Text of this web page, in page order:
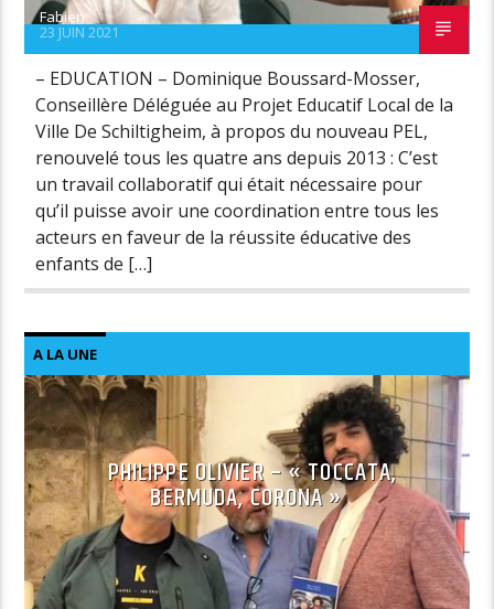
Fabien
23 JUIN 2021
– EDUCATION – Dominique Boussard-Mosser,
Conseillère Déléguée au Projet Educatif Local de la
Ville De Schiltigheim, à propos du nouveau PEL,
renouvelé tous les quatre ans depuis 2013 : C’est
un travail collaboratif qui était nécessaire pour
qu’il puisse avoir une coordination entre tous les
acteurs en faveur de la réussite éducative des
enfants de […]
A LA UNE
PHILIPPE OLIVIER – « TOCCATA,
BERMUDA, CORONA »